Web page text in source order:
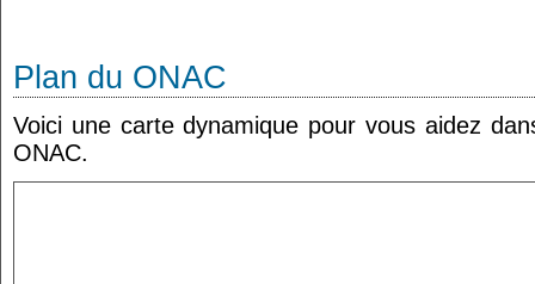
Plan du ONAC
Voici une carte dynamique pour vous aidez
ONAC.